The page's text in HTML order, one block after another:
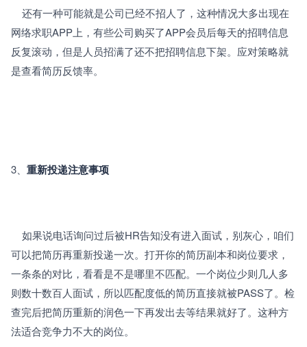
网络求职APP上，有些公司购买了APP会员后每天的招聘信息
反复滚动，但是人员招满了还不把招聘信息下架。应对策略就
是查看简历反馈率。
3、 重新投递注意事项
可以把简历再重新投递一次。打开你的简历副本和岗位要求，
一条条的对比，看看是不是哪里不匹配。一个岗位少则几人多
则数十数百人面试，所以匹配度低的简历直接就被PASS了。检
查完后把简历重新的润色一下再发出去等结果就好了。这种方
法适合竞争力不大的岗位。